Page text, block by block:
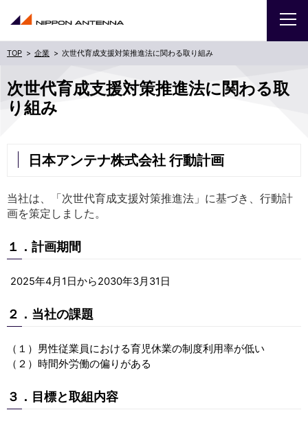
企業 次世代育成支援対策推進法に関わる取り組み
次世代育成支援対策推進法に関わる取
り組み
日本アンテナ株式会社 行動計画
当社は、「次世代育成支援対策推進法」に基づき、行動計
画を策定しました。
１．計画期間
2025年4月1 日から2030年3月 31 日
２．当社の課題
（１）男性従業員における育児休業の制度利用率が低い
（２）時間外労働の偏りがある
３．目標と取組内容
企業